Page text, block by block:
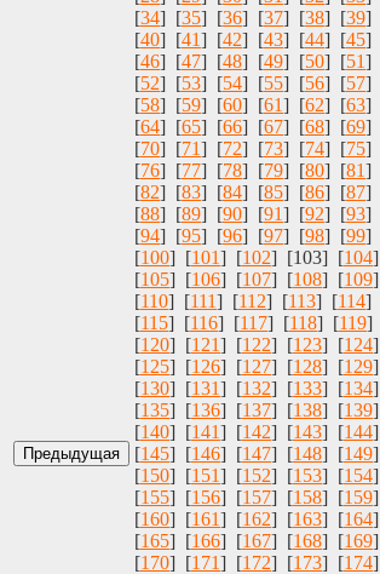
[34] [35] [36] [37] [38] [39]
[40] [41] [42] [43] [44] [45]
[46] [47] [48] [49] [50] [51]
[52] [53] [54] [55] [56] [57]
[58] [59] [60] [61] [62] [63]
[64] [65] [66] [67] [68] [69]
[70] [71] [72] [73] [74] [75]
[76] [77] [78] [79] [80] [81]
[82] [83] [84] [85] [86] [87]
[88] [89] [90] [91] [92] [93]
[94] [95] [96] [97] [98] [99]
[100] [101] [102] [103] [104]
[105] [106] [107] [108] [109]
[110] [111] [112] [113] [114]
[115] [116] [117] [118] [119]
[120] [121] [122] [123] [124]
[125] [126] [127] [128] [129]
[130] [131] [132] [133] [134]
[135] [136] [137] [138] [139]
[140] [141] [142] [143] [144]
[145] [146] [147] [148] [149]
[150] [151] [152] [153] [154]
[155] [156] [157] [158] [159]
[160] [161] [162] [163] [164]
[165] [166] [167] [168] [169]
[170] [171] [172] [173] [174]